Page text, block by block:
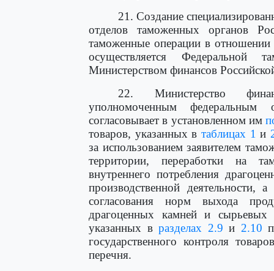
21. Создание
отделов таможенных органов
таможенные операции в
осуществляется
Министерством финансов
22. Министерство
уполномоченным федеральным
согласовывает в установленном им
товаров, указанных в таблицах 1 и
за использованием заявителем
территории, переработки на
внутреннего потребления
производственной деятельности,
согласования норм выхода
драгоценных камней и сырьевых
указанных в разделах 2.9 и 2.10
государственного контроля
перечня.